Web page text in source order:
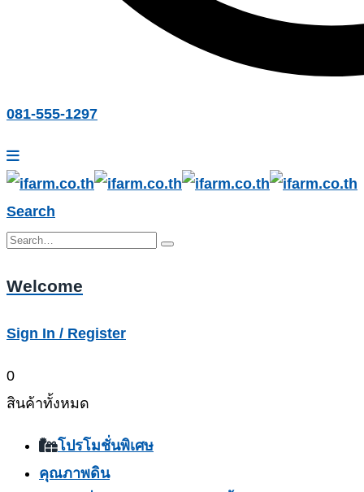
081-555-1297
Search
Welcome
Sign In / Register
0
สินค้าทั้งหมด
โปรโมชั่นพิเศษ
คุณภาพดิน